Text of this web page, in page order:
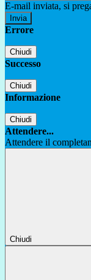
E-mail inviata, si
Errore
Chiudi
Successo
Chiudi
Informazione
Chiudi
Attendere...
Attendere il
Chiudi